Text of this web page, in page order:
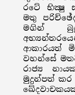
රටේ භික්‍ෂු
මතු
මගින්
ආකාරයත්
වහන්සේ
රාජ්‍ය
මුදුන්පත් කර